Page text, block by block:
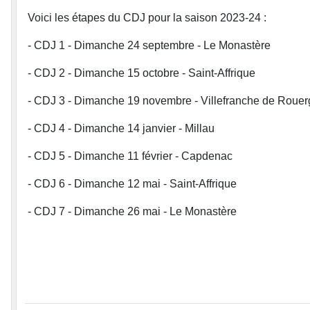
Voici les étapes du CDJ pour la saison 2023-24 :
- CDJ 1 - Dimanche 24 septembre - Le Monastère
- CDJ 2 - Dimanche 15 octobre - Saint-Affrique
- CDJ 3 - Dimanche 19 novembre - Villefranche de
- CDJ 4 - Dimanche 14 janvier - Millau
- CDJ 5 - Dimanche 11 février - Capdenac
- CDJ 6 - Dimanche 12 mai - Saint-Affrique
- CDJ 7 - Dimanche 26 mai - Le Monastère